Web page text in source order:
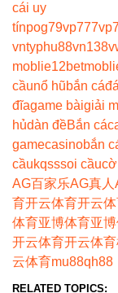
cái uy
tínpog79vp777
vntyphu88vn138
moblie
cầunổ hũbắn cá
đĩagame bàigiải
hủdàn đềBắn cá
gamecasinobắn
cầukqsssoi cầu
AG百家乐AG真人
育开云体育开云
体育亚博体育亚
开云体育开云体育
云体育mu88qh88
RELATED TOPICS: